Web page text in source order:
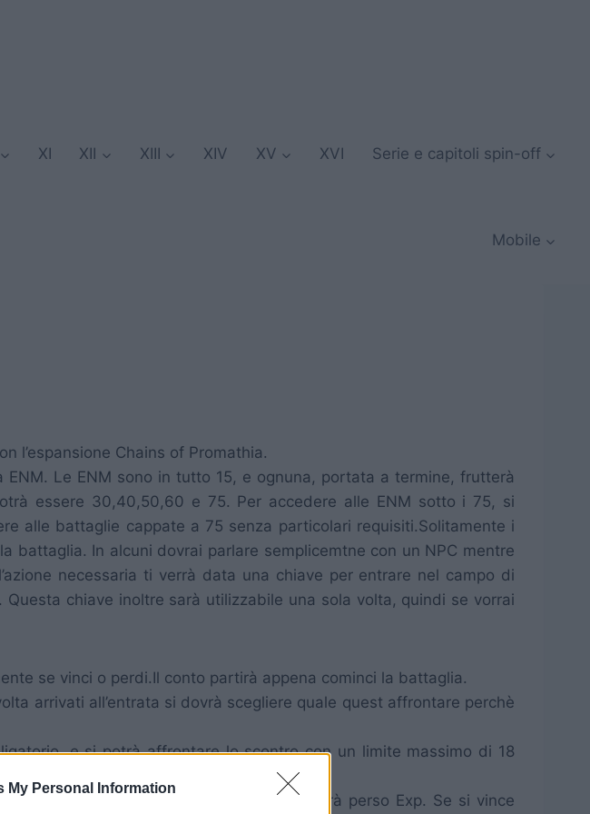
My Personal Information
XI XII XIII XIV XV XVI Serie e capitoli spin-off
Mobile
l’espansione Chains of Promathia.
Le ENM sono in tutto 15, e ognuna, portata a termine, frutterà
essere 30,40,50,60 e 75. Per accedere alle ENM sotto i 75, si
alle battaglie cappate a 75 senza particolari requisiti.Solitamente i
battaglia. In alcuni dovrai parlare semplicemtne con un NPC mentre
necessaria ti verrà data una chiave per entrare nel campo di
chiave inoltre sarà utilizzabile una sola volta, quindi se vorrai
se vinci o perdi.Il conto partirà appena cominci la battaglia.
arrivati all’entrata si dovrà scegliere quale quest affrontare perchè
e si potrà affrontare lo scontro con un limite massimo di 18
tra più persone.
lasso di tempo. Se si muore, non verrà perso Exp. Se si vince